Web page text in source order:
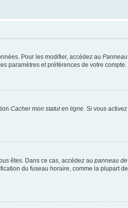
Pour les modifier, accédez au
paramètres et préférences de votre compte.
Cacher mon statut en ligne . Si vous
êtes. Dans ce cas, accédez au panneau
du fuseau horaire, comme la plupart